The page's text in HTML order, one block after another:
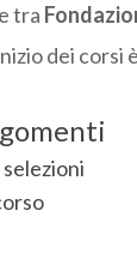
tra
dei corsi